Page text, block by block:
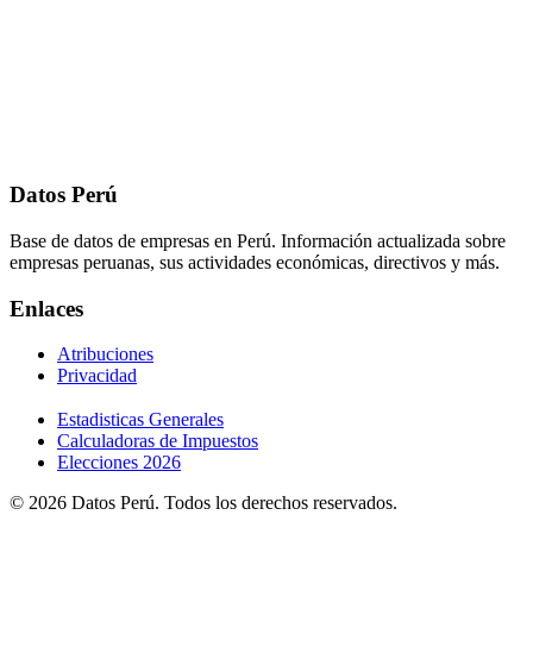
Datos Perú
Base de datos de empresas en Perú. Información actualizada sobre
empresas peruanas, sus actividades económicas, directivos y más.
Enlaces
Atribuciones
Privacidad
Estadisticas Generales
Calculadoras de Impuestos
Elecciones 2026
© 2026 Datos Perú. Todos los derechos reservados.